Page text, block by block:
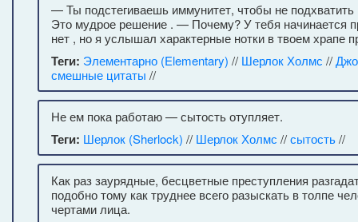
— Ты подстегиваешь иммунитет, чтобы не
Это мудрое решение . — Почему? У тебя начинается
нет , но я услышал характерные нотки в твоем храпе
Теги: Элементарно (Elementary) // Шерлок Холмс //
смешные цитаты //
Не ем пока работаю — сытость отупляет.
Теги: Шерлок (Sherlock) // Шерлок Холмс //сытость//
Как раз заурядные, бесцветные преступления
подобно тому как труднее всего разыскать в толпе
чертами лица.